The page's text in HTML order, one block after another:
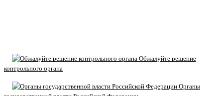
Обжалуйте решение
контрольного органа
Органы